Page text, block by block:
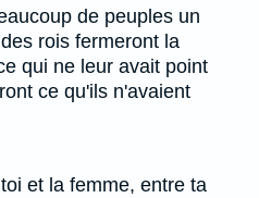
de peuples un
rois fermeront la
qui ne leur avait point
ce qu'ils n'avaient
et la femme, entre ta